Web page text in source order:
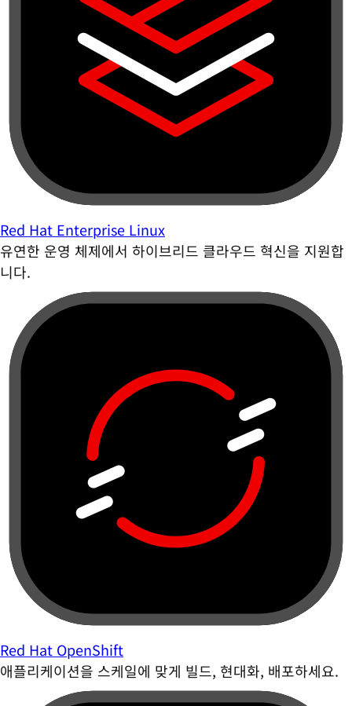
Red Hat Enterprise Linux
유연한 운영 체제에서 하이브리드 클라우드 혁신을 지원합
니다.
Red Hat OpenShift
애플리케이션을 스케일에 맞게 빌드, 현대화, 배포하세요.